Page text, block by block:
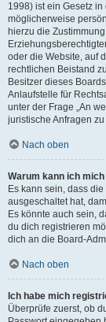
1998) ist ein Gesetz
möglicherweise
hierzu die
oder die Website, auf
rechtlichen Beistand
Besitzer dieses
Anlaufstelle für
unter der Frage „An
juristische Anfragen
Nach oben
Warum kann ich
Es kann sein, dass
ausgeschaltet hat,
Es könnte auch sein,
du dich registrieren
dich an die Board-
Nach oben
Ich habe mich
Überprüfe zuerst, ob